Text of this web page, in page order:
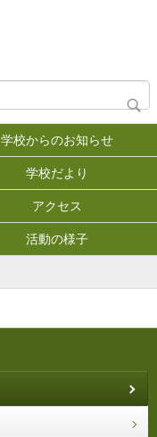
学校からのお知らせ
学校だより
アクセス
活動の様子